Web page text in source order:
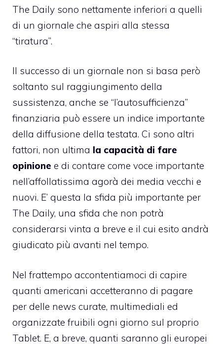
The Daily sono nettamente inferiori a quelli
di un giornale che aspiri alla stessa
“tiratura”.
Il successo di un giornale non si basa però
soltanto sul raggiungimento della
sussistenza, anche se “l’autosufficienza”
finanziaria può essere un indice importante
della diffusione della testata. Ci sono altri
fattori, non ultima la capacità di fare
opinione e di contare come voce importante
nell’affollatissima agorà dei media vecchi e
nuovi. E’ questa la sfida più importante per
The Daily, una sfida che non potrà
considerarsi vinta a breve e il cui esito andrà
giudicato più avanti nel tempo.
Nel frattempo accontentiamoci di capire
quanti americani accetteranno di pagare
per delle news curate, multimediali ed
organizzate fruibili ogni giorno sul proprio
Tablet. E, a breve, quanti saranno gli europei